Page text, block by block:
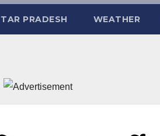
PRADESH WEATHER